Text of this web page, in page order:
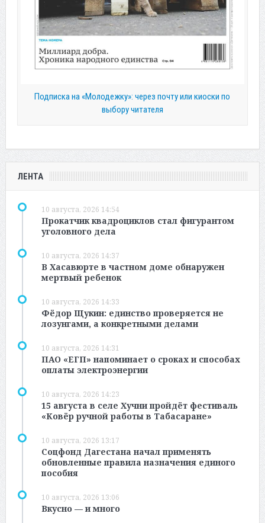
Подписка на «Молодежку»: через почту или киоски по
выбору читателя
ЛЕНТА
10 августа, 2026 14:54
Прокатчик квадроциклов стал фигурантом
уголовного дела
10 августа, 2026 14:37
В Хасавюрте в частном доме обнаружен
мертвый ребенок
10 августа, 2026 14:33
Фёдор Щукин: единство проверяется не
лозунгами, а конкретными делами
10 августа, 2026 14:31
ПАО «ЕГП» напоминает о сроках и способах
оплаты электроэнергии
10 августа, 2026 14:23
15 августа в селе Хучни пройдёт фестиваль
«Ковёр ручной работы в Табасаране»
10 августа, 2026 13:17
Соцфонд Дагестана начал применять
обновленные правила назначения единого
пособия
10 августа, 2026 13:06
Вкусно — и много